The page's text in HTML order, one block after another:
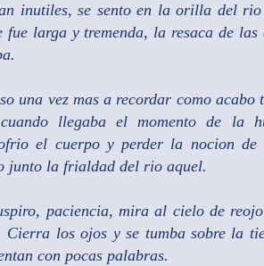
inutiles, se sento en la orilla del
fue larga y tremenda, la resaca de las
una vez mas a recordar como
llegaba el momento de la
el cuerpo y perder la nocion de
junto la frialdad del rio aquel.
paciencia, mira al cielo de
Cierra los ojos y se tumba sobre la
con pocas palabras.